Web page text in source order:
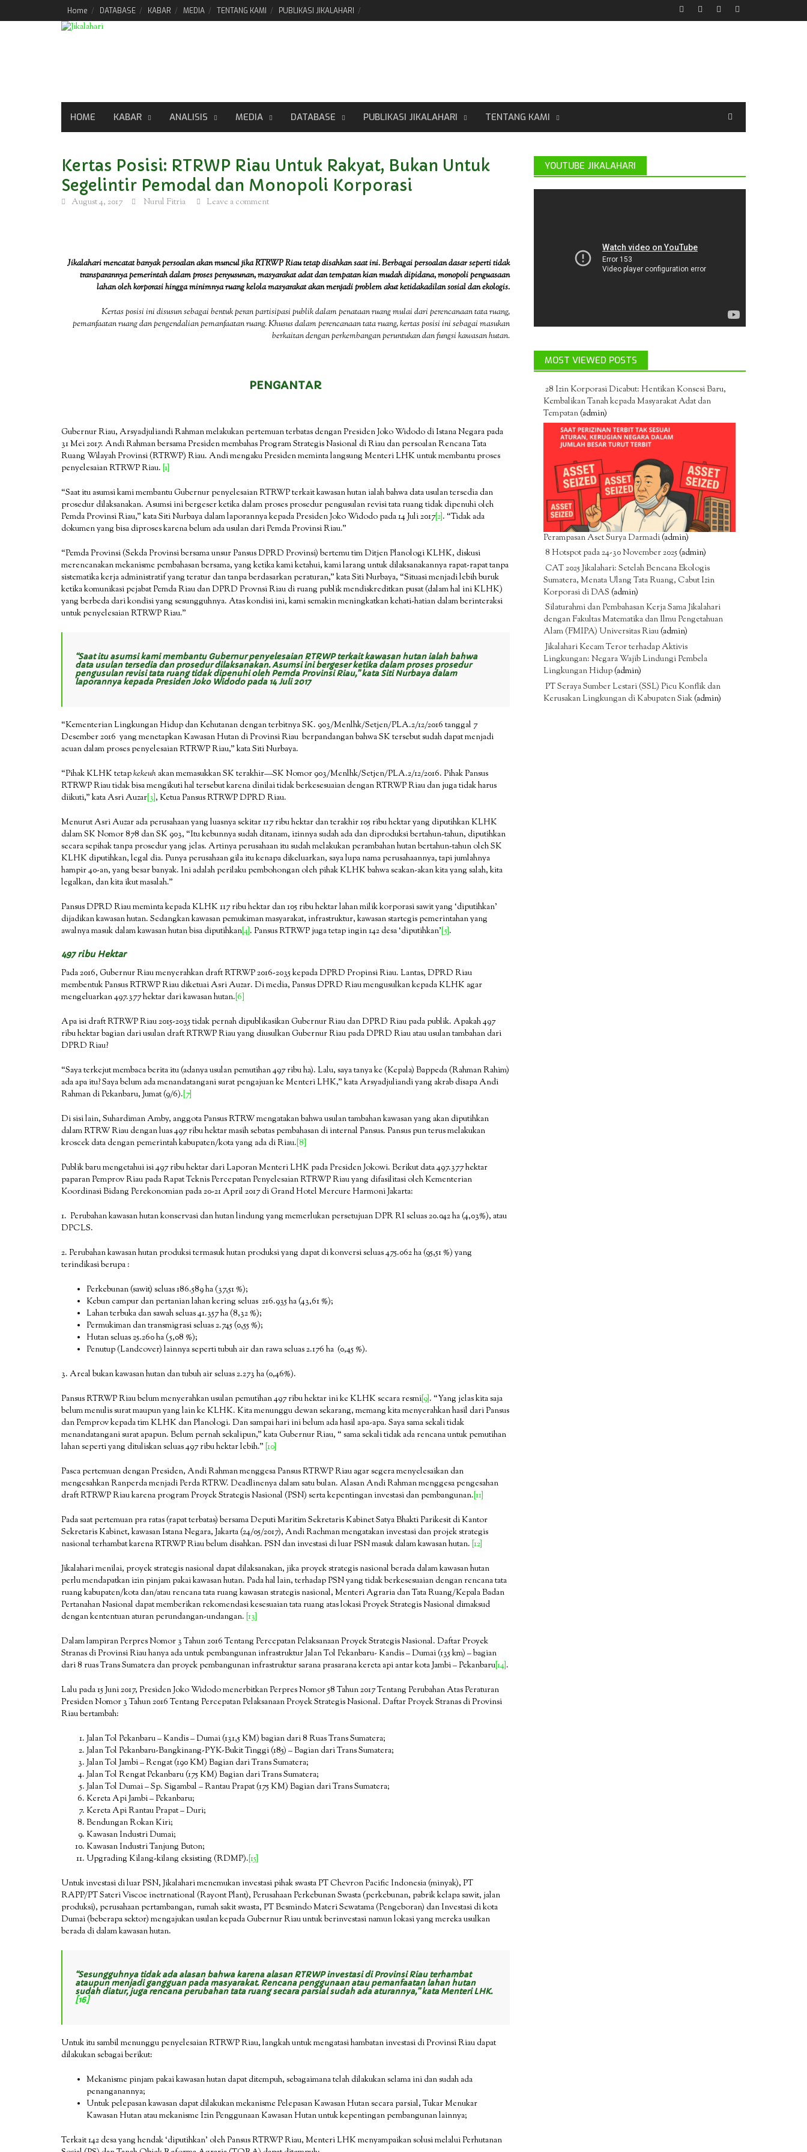
Home DATABASE KABAR MEDIA TENTANG KAMI PUBLIKASI JIKALAHARI
HOME KABAR ANALISIS MEDIA DATABASE PUBLIKASI JIKALAHARI TENTANG KAMI
Kertas Posisi: RTRWP Riau Untuk Rakyat, Bukan Untuk
Segelintir Pemodal dan Monopoli Korporasi
August 4, 2017 Nurul Fitria Leave a comment
Jikalahari mencatat banyak persoalan akan muncul jika RTRWP Riau tetap disahkan saat ini. Berbagai persoalan dasar seperti tidak
transparannya pemerintah dalam proses penyusunan, masyarakat adat dan tempatan kian mudah dipidana, monopoli penguasaan
lahan oleh korporasi hingga minimnya ruang kelola masyarakat akan menjadi problem akut ketidakadilan sosial dan ekologis.
Kertas posisi ini disusun sebagai bentuk peran partisipasi publik dalam penataan ruang mulai dari perencanaan tata ruang,
pemanfaatan ruang dan pengendalian pemanfaatan ruang. Khusus dalam perencanaan tata ruang, kertas posisi ini sebagai masukan
berkaitan dengan perkembangan peruntukan dan fungsi kawasan hutan.
PENGANTAR
Gubernur Riau, Arsyadjuliandi Rahman melakukan pertemuan terbatas dengan Presiden Joko Widodo di Istana Negara pada
31 Mei 2017. Andi Rahman bersama Presiden membahas Program Strategis Nasional di Riau dan persoalan Rencana Tata
Ruang Wilayah Provinsi (RTRWP) Riau. Andi mengaku Presiden meminta langsung Menteri LHK untuk membantu proses
penyelesaian RTRWP Riau. [1]
“Saat itu asumsi kami membantu Gubernur penyelesaian RTRWP terkait kawasan hutan ialah bahwa data usulan tersedia dan
prosedur dilaksanakan. Asumsi ini bergeser ketika dalam proses prosedur pengusulan revisi tata ruang tidak dipenuhi oleh
Pemda Provinsi Riau,” kata Siti Nurbaya dalam laporannya kepada Presiden Joko Widodo pada 14 Juli 2017[2]. “Tidak ada
dokumen yang bisa diproses karena belum ada usulan dari Pemda Provinsi Riau.”
“Pemda Provinsi (Sekda Provinsi bersama unsur Pansus DPRD Provinsi) bertemu tim Ditjen Planologi KLHK, diskusi
merencanakan mekanisme pembahasan bersama, yang ketika kami ketahui, kami larang untuk dilaksanakannya rapat-rapat tanpa
sistematika kerja administratif yang teratur dan tanpa berdasarkan peraturan,” kata Siti Nurbaya, “Situasi menjadi lebih buruk
ketika komunikasi pejabat Pemda Riau dan DPRD Provnsi Riau di ruang publik mendiskreditkan pusat (dalam hal ini KLHK)
yang berbeda dari kondisi yang sesungguhnya. Atas kondisi ini, kami semakin meningkatkan kehati-hatian dalam berinteraksi
untuk penyelesaian RTRWP Riau.”
“Saat itu asumsi kami membantu Gubernur penyelesaian RTRWP terkait kawasan hutan ialah bahwa
data usulan tersedia dan prosedur dilaksanakan. Asumsi ini bergeser ketika dalam proses prosedur
pengusulan revisi tata ruang tidak dipenuhi oleh Pemda Provinsi Riau,” kata Siti Nurbaya dalam
laporannya kepada Presiden Joko Widodo pada 14 Juli 2017
“Kementerian Lingkungan Hidup dan Kehutanan dengan terbitnya SK. 903/Menlhk/Setjen/PLA.2/12/2016 tanggal 7
Desember 2016 yang menetapkan Kawasan Hutan di Provinsi Riau berpandangan bahwa SK tersebut sudah dapat menjadi
acuan dalam proses penyelesaian RTRWP Riau,” kata Siti Nurbaya.
“Pihak KLHK tetapkekeuh akan memasukkan SK terakhir—SK Nomor 903/Menlhk/Setjen/PLA.2/12/2016. Pihak Pansus
RTRWP Riau tidak bisa mengikuti hal tersebut karena dinilai tidak berkesesuaian dengan RTRWP Riau dan juga tidak harus
diikuti,” kata Asri Auzar[3], Ketua Pansus RTRWP DPRD Riau.
Menurut Asri Auzar ada perusahaan yang luasnya sekitar 117 ribu hektar dan terakhir 105 ribu hektar yang diputihkan KLHK
dalam SK Nomor 878 dan SK 903, “Itu kebunnya sudah ditanam, izinnya sudah ada dan diproduksi bertahun-tahun, diputihkan
secara sepihak tanpa prosedur yang jelas. Artinya perusahaan itu sudah melakukan perambahan hutan bertahun-tahun oleh SK
KLHK diputihkan, legal dia. Punya perusahaan gila itu kenapa dikeluarkan, saya lupa nama perusahaannya, tapi jumlahnya
hampir 40-an, yang besar banyak. Ini adalah perilaku pembohongan oleh pihak KLHK bahwa seakan-akan kita yang salah, kita
legalkan, dan kita ikut masalah.”
Pansus DPRD Riau meminta kepada KLHK 117 ribu hektar dan 105 ribu hektar lahan milik korporasi sawit yang ‘diputihkan’
dijadikan kawasan hutan. Sedangkan kawasan pemukiman masyarakat, infrastruktur, kawasan startegis pemerintahan yang
awalnya masuk dalam kawasan hutan bisa diputihkan[4]. Pansus RTRWP juga tetap ingin 142 desa ‘diputihkan’[5].
497 ribu Hektar
Pada 2016, Gubernur Riau menyerahkan draft RTRWP 2016-2035 kepada DPRD Propinsi Riau. Lantas, DPRD Riau
membentuk Pansus RTRWP Riau diketuai Asri Auzar. Di media, Pansus DPRD Riau mengusulkan kepada KLHK agar
mengeluarkan 497.377 hektar dari kawasan hutan.[6]
Apa isi draft RTRWP Riau 2015-2035 tidak pernah dipublikasikan Gubernur Riau dan DPRD Riau pada publik. Apakah 497
ribu hektar bagian dari usulan draft RTRWP Riau yang diusulkan Gubernur Riau pada DPRD Riau atau usulan tambahan dari
DPRD Riau?
“Saya terkejut membaca berita itu (adanya usulan pemutihan 497 ribu ha). Lalu, saya tanya ke (Kepala) Bappeda (Rahman Rahim)
ada apa itu? Saya belum ada menandatangani surat pengajuan ke Menteri LHK,” kata Arsyadjuliandi yang akrab disapa Andi
Rahman di Pekanbaru, Jumat (9/6).[7]
Di sisi lain, Suhardiman Amby, anggota Pansus RTRW mengatakan bahwa usulan tambahan kawasan yang akan diputihkan
dalam RTRW Riau dengan luas 497 ribu hektar masih sebatas pembahasan di internal Pansus. Pansus pun terus melakukan
kroscek data dengan pemerintah kabupaten/kota yang ada di Riau.[8]
Publik baru mengetahui isi 497 ribu hektar dari Laporan Menteri LHK pada Presiden Jokowi. Berikut data 497.377 hektar
paparan Pemprov Riau pada Rapat Teknis Percepatan Penyelesaian RTRWP Riau yang difasilitasi oleh Kementerian
Koordinasi Bidang Perekonomian pada 20-21 April 2017 di Grand Hotel Mercure Harmoni Jakarta:
1. Perubahan kawasan hutan konservasi dan hutan lindung yang memerlukan persetujuan DPR RI seluas 20.042 ha (4,03%), atau
DPCLS.
2. Perubahan kawasan hutan produksi termasuk hutan produksi yang dapat di konversi seluas 475.062 ha (95,51 %) yang
terindikasi berupa :
Perkebunan (sawit) seluas 186.589 ha (37,51 %);
Kebun campur dan pertanian lahan kering seluas 216.935 ha (43,61 %);
Lahan terbuka dan sawah seluas 41.357 ha (8,32 %);
Permukiman dan transmigrasi seluas 2.745 (0,55 %);
Hutan seluas 25.260 ha (5,08 %);
Penutup (Landcover) lainnya seperti tubuh air dan rawa seluas 2.176 ha (0,45 %).
3. Areal bukan kawasan hutan dan tubuh air seluas 2.273 ha (0,46%).
Pansus RTRWP Riau belum menyerahkan usulan pemutihan 497 ribu hektar ini ke KLHK secara resmi[9]. “Yang jelas kita saja
belum menulis surat maupun yang lain ke KLHK. Kita menunggu dewan sekarang, memang kita menyerahkan hasil dari Pansus
dan Pemprov kepada tim KLHK dan Planologi. Dan sampai hari ini belum ada hasil apa-apa. Saya sama sekali tidak
menandatangani surat apapun. Belum pernah sekalipun,” kata Gubernur Riau, “ sama sekali tidak ada rencana untuk pemutihan
lahan seperti yang dituliskan seluas 497 ribu hektar lebih.” [10]
Pasca pertemuan dengan Presiden, Andi Rahman menggesa Pansus RTRWP Riau agar segera menyelesaikan dan
mengesahkan Ranperda menjadi Perda RTRW. Deadlinenya dalam satu bulan. Alasan Andi Rahman menggesa pengesahan
draft RTRWP Riau karena program Proyek Strategis Nasional (PSN) serta kepentingan investasi dan pembangunan.[11]
Pada saat pertemuan pra ratas (rapat terbatas) bersama Deputi Maritim Sekretaris Kabinet Satya Bhakti Parikesit di Kantor
Sekretaris Kabinet, kawasan Istana Negara, Jakarta (24/05/2017), Andi Rachman mengatakan investasi dan projek strategis
nasional terhambat karena RTRWP Riau belum disahkan. PSN dan investasi di luar PSN masuk dalam kawasan hutan. [12]
Jikalahari menilai, proyek strategis nasional dapat dilaksanakan, jika proyek strategis nasional berada dalam kawasan hutan
perlu mendapatkan izin pinjam pakai kawasan hutan. Pada hal lain, terhadap PSN yang tidak berkesesuaian dengan rencana tata
ruang kabupaten/kota dan/atau rencana tata ruang kawasan strategis nasional, Menteri Agraria dan Tata Ruang/Kepala Badan
Pertanahan Nasional dapat memberikan rekomendasi kesesuaian tata ruang atas lokasi Proyek Strategis Nasional dimaksud
dengan kententuan aturan perundangan-undangan. [13]
Dalam lampiran Perpres Nomor 3 Tahun 2016 Tentang Percepatan Pelaksanaan Proyek Strategis Nasional. Daftar Proyek
Stranas di Provinsi Riau hanya ada untuk pembangunan infrastruktur Jalan Tol Pekanbaru- Kandis – Dumai (135 km) – bagian
dari 8 ruas Trans Sumatera dan proyek pembangunan infrastruktur sarana prasarana kereta api antar kota Jambi – Pekanbaru[14].
Lalu pada 15 Juni 2017, Presiden Joko Widodo menerbitkan Perpres Nomor 58 Tahun 2017 Tentang Perubahan Atas Peraturan
Presiden Nomor 3 Tahun 2016 Tentang Percepatan Pelaksanaan Proyek Strategis Nasional. Daftar Proyek Stranas di Provinsi
Riau bertambah:
Jalan Tol Pekanbaru – Kandis – Dumai (131,5 KM) bagian dari 8 Ruas Trans Sumatera;
Jalan Tol Pekanbaru-Bangkinang-PYK-Bukit Tinggi (185) – Bagian dari Trans Sumatera;
Jalan Tol Jambi – Rengat (190 KM) Bagian dari Trans Sumatera;
Jalan Tol Rengat Pekanbaru (175 KM) Bagian dari Trans Sumatera;
Jalan Tol Dumai – Sp. Sigambal – Rantau Prapat (175 KM) Bagian dari Trans Sumatera;
Kereta Api Jambi – Pekanbaru;
Kereta Api Rantau Prapat – Duri;
Bendungan Rokan Kiri;
Kawasan Industri Dumai;
Kawasan Industri Tanjung Buton;
Upgrading Kilang-kilang eksisting (RDMP).[15]
Untuk investasi di luar PSN, Jikalahari menemukan investasi pihak swasta PT Chevron Pacific Indonesia (minyak), PT
RAPP/PT Sateri Viscoe inetrnational (Rayont Plant), Perusahaan Perkebunan Swasta (perkebunan, pabrik kelapa sawit, jalan
produksi), perusahaan pertambangan, rumah sakit swasta, PT Besmindo Materi Sewatama (Pengeboran) dan Investasi di kota
Dumai (beberapa sektor) mengajukan usulan kepada Gubernur Riau untuk berinvestasi namun lokasi yang mereka usulkan
berada di dalam kawasan hutan.
“Sesungguhnya tidak ada alasan bahwa karena alasan RTRWP investasi di Provinsi Riau terhambat
ataupun menjadi gangguan pada masyarakat. Rencana penggunaan atau pemanfaatan lahan hutan
sudah diatur, juga rencana perubahan tata ruang secara parsial sudah ada aturannya,” kata Menteri LHK.
[16]
Untuk itu sambil menunggu penyelesaian RTRWP Riau, langkah untuk mengatasi hambatan investasi di Provinsi Riau dapat
dilakukan sebagai berikut:
Mekanisme pinjam pakai kawasan hutan dapat ditempuh, sebagaimana telah dilakukan selama ini dan sudah ada
penanganannya;
Untuk pelepasan kawasan dapat dilakukan mekanisme Pelepasan Kawasan Hutan secara parsial, Tukar Menukar
Kawasan Hutan atau mekanisme Izin Penggunaan Kawasan Hutan untuk kepentingan pembangunan lainnya;
Terkait 142 desa yang hendak ‘diputihkan’ oleh Pansus RTRWP Riau, Menteri LHK menyampaikan solusi melalui Perhutanan
YOUTUBE JIKALAHARI
MOST VIEWED POSTS
28 Izin Korporasi Dicabut: Hentikan Konsesi Baru,
Kembalikan Tanah kepada Masyarakat Adat dan
Tempatan(admin)
Perampasan Aset Surya Darmadi(admin)
8 Hotspot pada 24-30 November 2025(admin)
CAT 2025 Jikalahari: Setelah Bencana Ekologis
Sumatera, Menata Ulang Tata Ruang, Cabut Izin
Korporasi di DAS (admin)
Silaturahmi dan Pembahasan Kerja Sama Jikalahari
dengan Fakultas Matematika dan Ilmu Pengetahuan
Alam (FMIPA) Universitas Riau(admin)
Jikalahari Kecam Teror terhadap Aktivis
Lingkungan: Negara Wajib Lindungi Pembela
Lingkungan Hidup(admin)
PT Seraya Sumber Lestari (SSL) Picu Konflik dan
Kerusakan Lingkungan di Kabupaten Siak(admin)